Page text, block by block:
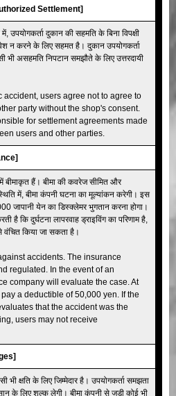
Settlement]
में, उपयोगकर्ता दुकान की सहमति के बिना विपक्षी
न करने के लिए सहमत है। दुकान उपयोगकर्ता
भी असहमति निपटान समझौते के लिए उत्तरदायी
accident, users agree not to agree to
party without the shop's consent.
for settlement agreements made
users and other parties.
बीमाकृत हैं। बीमा की कवरेज सीमित और
में, बीमा कंपनी घटना का मूल्यांकन करेगी। इस
जापानी येन का डिस्क्लेमर भुगतान करना होगा।
है कि दुर्घटना लापरवाह ड्राइविंग का परिणाम है,
वंचित किया जा सकता है।
accidents. The insurance
regulated. In the event of an
company will evaluate the case. At
a deductible of 50,000 yen. If the
that the accident was the
users may not receive
भी क्षति के लिए जिम्मेदार है। उपयोगकर्ता समझता
के लिए शुल्क लेगी। बीमा कंपनी से जुड़ी कोई भी